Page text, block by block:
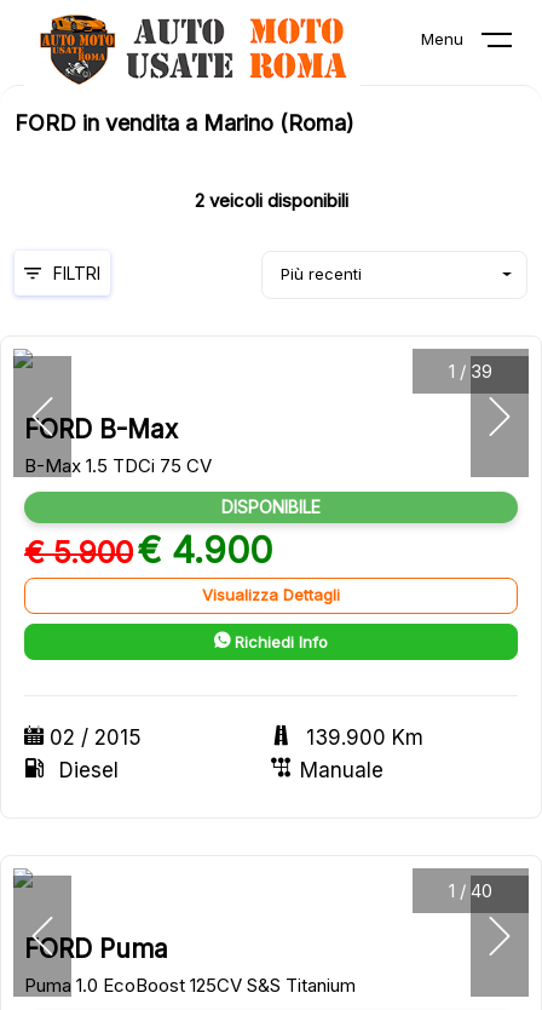
Menu
FORD in vendita a Marino (Roma)
2veicoli disponibili
Più recenti
FILTRI
1 / 39
FORD B-Max
B-Max 1.5 TDCi 75 CV
DISPONIBILE
€ 5.900€ 4.900
Visualizza Dettagli
Richiedi Info
02 / 2015
139.900 Km
Diesel
Manuale
1 / 40
FORD Puma
Puma 1.0 EcoBoost 125CV S&S Titanium